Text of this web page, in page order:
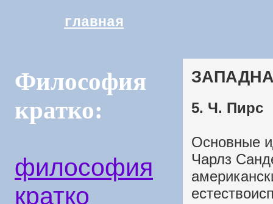
главная
Философия
кратко:
философия
кратко
5. Ч. Пирс
Основные
Чарлз